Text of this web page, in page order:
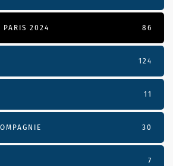
PARIS 2024 86
124
11
30
7